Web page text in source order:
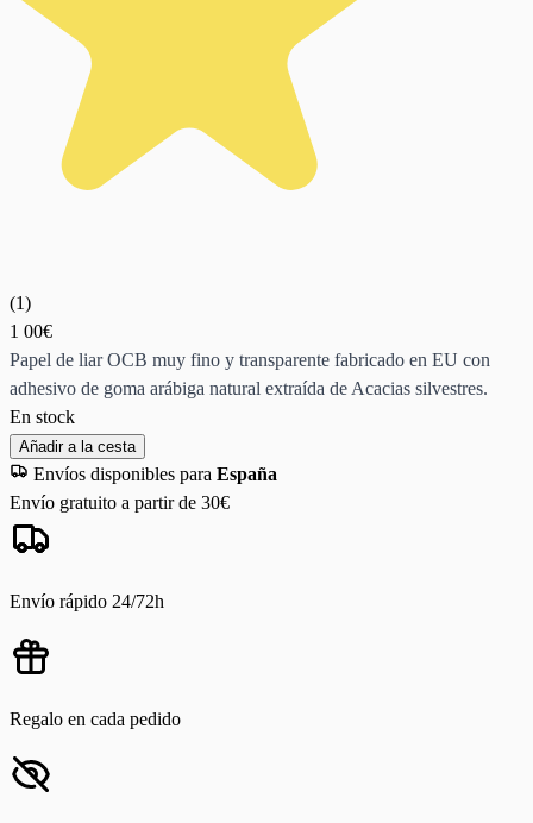
(1)
1 00€
Papel de liar OCB muy fino y transparente fabricado en EU con
adhesivo de goma arábiga natural extraída de Acacias silvestres.
En stock
Añadir a la cesta
Envíos disponibles para España
Envío gratuito a partir de 30€
Envío rápido 24/72h
Regalo en cada pedido